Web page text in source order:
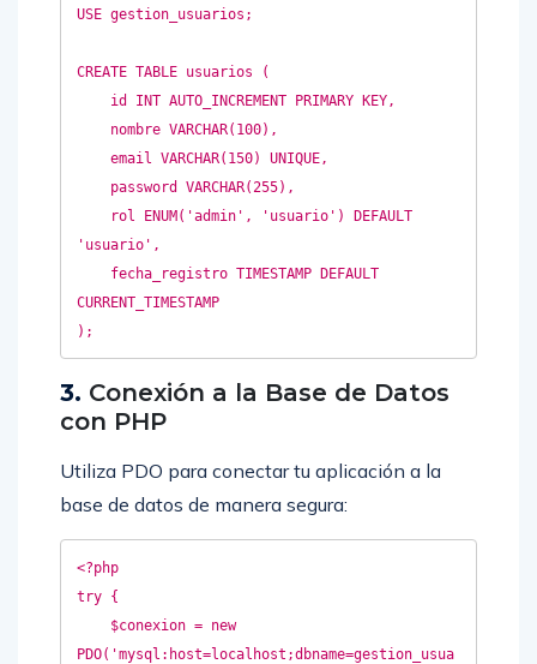
USE gestion_usuarios;
CREATE TABLE usuarios (
    email VARCHAR(150) UNIQUE,
'usuario',
CURRENT_TIMESTAMP
3. Conexión a la Base de Datos
con PHP
Utiliza PDO para conectar tu aplicación a la
base de datos de manera segura:
<?php
try {
PDO('mysql:host=localhost;dbname=gestion_usua